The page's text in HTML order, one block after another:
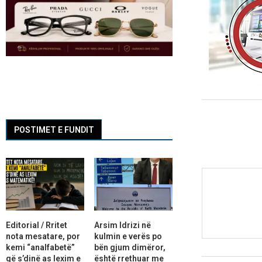
POSTIMET E FUNDIT
Editorial / Rritet
nota mesatare, por
kemi “analfabetë”
që s’dinë as lexim e
Arsim Idrizi në
kulmin e verës po
bën gjum dimëror,
është rrethuar me